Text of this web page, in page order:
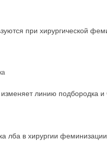
при хирургической
линию подбородка
лба в хирургии